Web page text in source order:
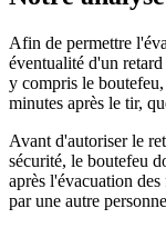
Afin de permettre
éventualité d'un
y compris le
minutes après le tir,
Avant d'autoriser le
sécurité, le boutefeu
après l'évacuation
par une autre